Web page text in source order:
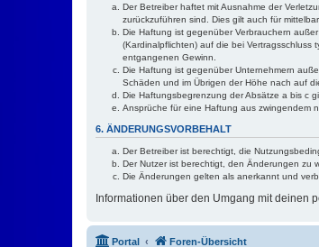
Der Betreiber haftet mit Ausnahme der
zurückzuführen sind. Dies gilt auch für
Die Haftung ist gegenüber Verbrauchern
(Kardinalpflichten) auf die bei
entgangenen Gewinn.
Die Haftung ist gegenüber Unternehmern
Schäden und im Übrigen der Höhe nach auf
Die Haftungsbegrenzung der Absätze a bis c
Ansprüche für eine Haftung aus zwingendem
6. ÄNDERUNGSVORBEHALT
Der Betreiber ist berechtigt, die
Der Nutzer ist berechtigt, den Änderungen zu
Die Änderungen gelten als anerkannt und
Informationen über den Umgang mit deinen
Portal Foren-Übersicht